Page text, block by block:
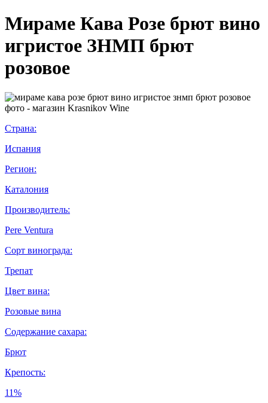
Мираме Кава Розе брют вино
игристое ЗНМП брют
розовое
Страна:
Испания
Регион:
Каталония
Производитель:
Pere Ventura
Сорт винограда:
Трепат
Цвет вина:
Розовые вина
Содержание сахара:
Брют
Крепость:
11%